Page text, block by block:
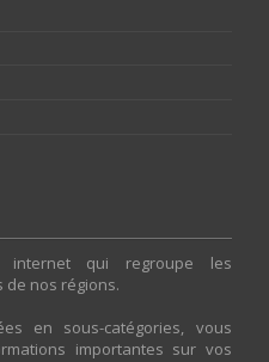
internet qui regroupe les
nos régions.
en sous-catégories, vous
importantes sur vos